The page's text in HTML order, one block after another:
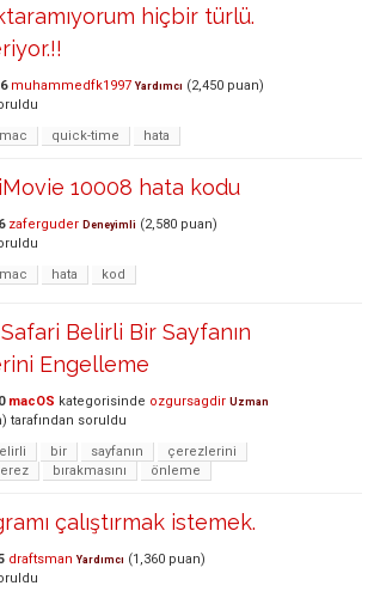
hiçbir türlü.
muhammedfk1997 Yardımcı (2,450 puan)
mac quick-time hata
10008 hata kodu
zaferguder Deneyimli (2,580 puan)
mac hata kod
Belirli Bir Sayfanın
Engelleme
macOS kategorisinde ozgursagdir Uzman
tarafından soruldu
bir sayfanın
çerezlerini
bırakmasını önleme
çalıştırmak istemek.
draftsman Yardımcı (1,360 puan)